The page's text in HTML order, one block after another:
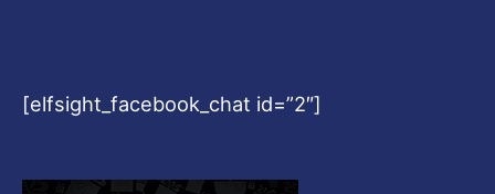
[elfsight_facebook_chat id=”2″]